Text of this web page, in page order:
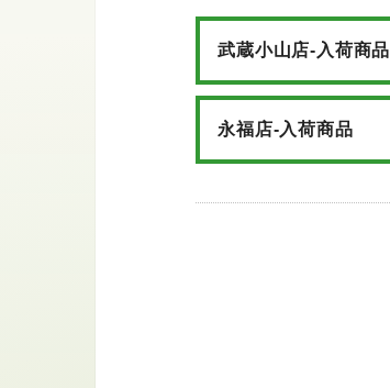
武蔵小山店-入荷商品
永福店-入荷商品